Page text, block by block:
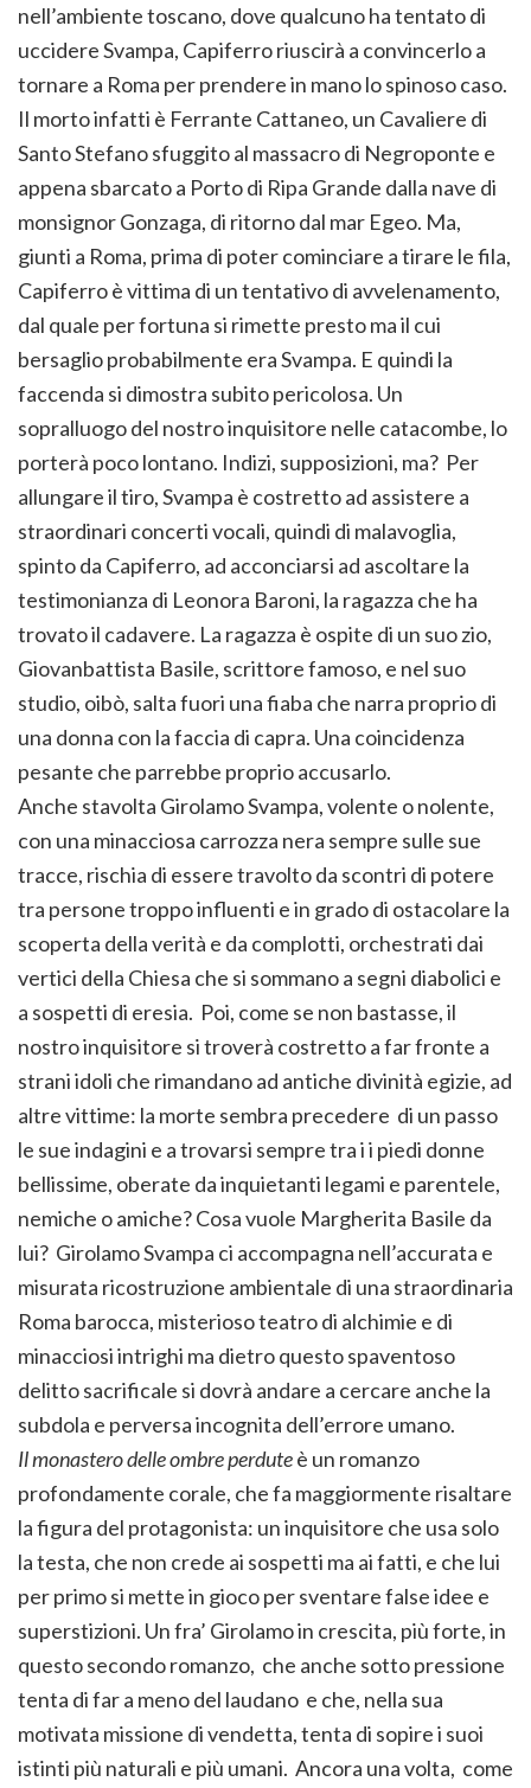
nell’ambiente toscano, dove qualcuno ha tentato di
uccidere Svampa, Capiferro riuscirà a convincerlo a
tornare a Roma per prendere in mano lo spinoso caso.
Il morto infatti è Ferrante Cattaneo, un Cavaliere di
Santo Stefano sfuggito al massacro di Negroponte e
appena sbarcato a Porto di Ripa Grande dalla nave di
monsignor Gonzaga, di ritorno dal mar Egeo. Ma,
giunti a Roma, prima di poter cominciare a tirare le fila,
Capiferro è vittima di un tentativo di avvelenamento,
dal quale per fortuna si rimette presto ma il cui
bersaglio probabilmente era Svampa. E quindi la
faccenda si dimostra subito pericolosa. Un
sopralluogo del nostro inquisitore nelle catacombe, lo
porterà poco lontano. Indizi, supposizioni, ma? Per
allungare il tiro, Svampa è costretto ad assistere a
straordinari concerti vocali, quindi di malavoglia,
spinto da Capiferro, ad acconciarsi ad ascoltare la
testimonianza di Leonora Baroni, la ragazza che ha
trovato il cadavere. La ragazza è ospite di un suo zio,
Giovanbattista Basile, scrittore famoso, e nel suo
studio, oibò, salta fuori una fiaba che narra proprio di
una donna con la faccia di capra. Una coincidenza
pesante che parrebbe proprio accusarlo.
Anche stavolta Girolamo Svampa, volente o nolente,
con una minacciosa carrozza nera sempre sulle sue
tracce, rischia di essere travolto da scontri di potere
tra persone troppo influenti e in grado di ostacolare la
scoperta della verità e da complotti, orchestrati dai
vertici della Chiesa che si sommano a segni diabolici e
a sospetti di eresia. Poi, come se non bastasse, il
nostro inquisitore si troverà costretto a far fronte a
strani idoli che rimandano ad antiche divinità egizie, ad
altre vittime: la morte sembra precedere di un passo
le sue indagini e a trovarsi sempre tra i i piedi donne
bellissime, oberate da inquietanti legami e parentele,
nemiche o amiche? Cosa vuole Margherita Basile da
lui? Girolamo Svampa ci accompagna nell’accurata e
misurata ricostruzione ambientale di una straordinaria
Roma barocca, misterioso teatro di alchimie e di
minacciosi intrighi ma dietro questo spaventoso
delitto sacrificale si dovrà andare a cercare anche la
subdola e perversa incognita dell’errore umano.
Il monastero delle ombre perduteè un romanzo
profondamente corale, che fa maggiormente risaltare
la figura del protagonista: un inquisitore che usa solo
la testa, che non crede ai sospetti ma ai fatti, e che lui
per primo si mette in gioco per sventare false idee e
superstizioni. Un fra’ Girolamo in crescita, più forte, in
questo secondo romanzo, che anche sotto pressione
tenta di far a meno del laudano e che, nella sua
motivata missione di vendetta, tenta di sopire i suoi
istinti più naturali e più umani. Ancora una volta, come